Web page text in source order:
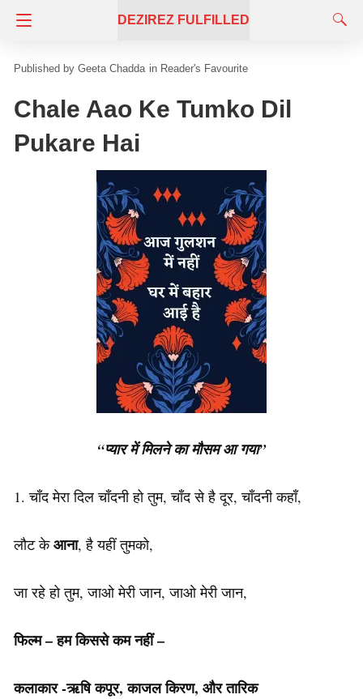
DEZIREZ FULFILLED
Geeta Chadda in Reader's Favourite
Chale Aao Ke Tumko Dil
Pukare Hai
“प्यार में मिलने का मौसम आ गया”
1. चाँद मेरा दिल चाँदनी हो तुम, चाँद से है दूर, चाँदनी कहाँ,
लौट केआना, है यहीं तुमको,
जा रहे हो तुम, जाओ मेरी जान, जाओ मेरी जान,
फिल्म – हम किससे कम नहीं –
कलाकार -ऋषि कपूर, काजल किरण, और तारिक